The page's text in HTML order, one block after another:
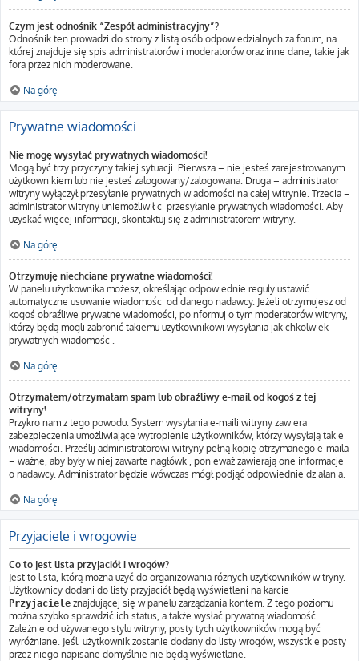
Czym jest odnośnik “Zespół administracyjny”?
Odnośnik ten prowadzi do strony z listą osób odpowiedzialnych za forum, na
której znajduje się spis administratorów i moderatorów oraz inne dane, takie jak
fora przez nich moderowane.
Na górę
Prywatne wiadomości
Nie mogę wysyłać prywatnych wiadomości!
Mogą być trzy przyczyny takiej sytuacji. Pierwsza – nie jesteś zarejestrowanym
użytkownikiem lub nie jesteś zalogowany/zalogowana. Druga – administrator
witryny wyłączył przesyłanie prywatnych wiadomości na całej witrynie. Trzecia –
administrator witryny uniemożliwił ci przesyłanie prywatnych wiadomości. Aby
uzyskać więcej informacji, skontaktuj się z administratorem witryny.
Na górę
Otrzymuję niechciane prywatne wiadomości!
W panelu użytkownika możesz, określając odpowiednie reguły ustawić
automatyczne usuwanie wiadomości od danego nadawcy. Jeżeli otrzymujesz od
kogoś obraźliwe prywatne wiadomości, poinformuj o tym moderatorów witryny,
którzy będą mogli zabronić takiemu użytkownikowi wysyłania jakichkolwiek
prywatnych wiadomości.
Na górę
Otrzymałem/otrzymałam spam lub obraźliwy e-mail od kogoś z tej
witryny!
Przykro nam z tego powodu. System wysyłania e-maili witryny zawiera
zabezpieczenia umożliwiające wytropienie użytkowników, którzy wysyłają takie
wiadomości. Prześlij administratorowi witryny pełną kopię otrzymanego e-maila
– ważne, aby były w niej zawarte nagłówki, ponieważ zawierają one informacje
o nadawcy. Administrator będzie wówczas mógł podjąć odpowiednie działania.
Na górę
Przyjaciele i wrogowie
Co to jest lista przyjaciół i wrogów?
Jest to lista, którą można użyć do organizowania różnych użytkowników witryny.
Użytkownicy dodani do listy przyjaciół będą wyświetleni na karcie
Przyjaciele znajdującej się w panelu zarządzania kontem. Z tego poziomu
można szybko sprawdzić ich status, a także wysłać prywatną wiadomość.
Zależnie od używanego stylu witryny, posty tych użytkowników mogą być
wyróżniane. Jeśli użytkownik zostanie dodany do listy wrogów, wszystkie posty
przez niego napisane domyślnie nie będą wyświetlane.